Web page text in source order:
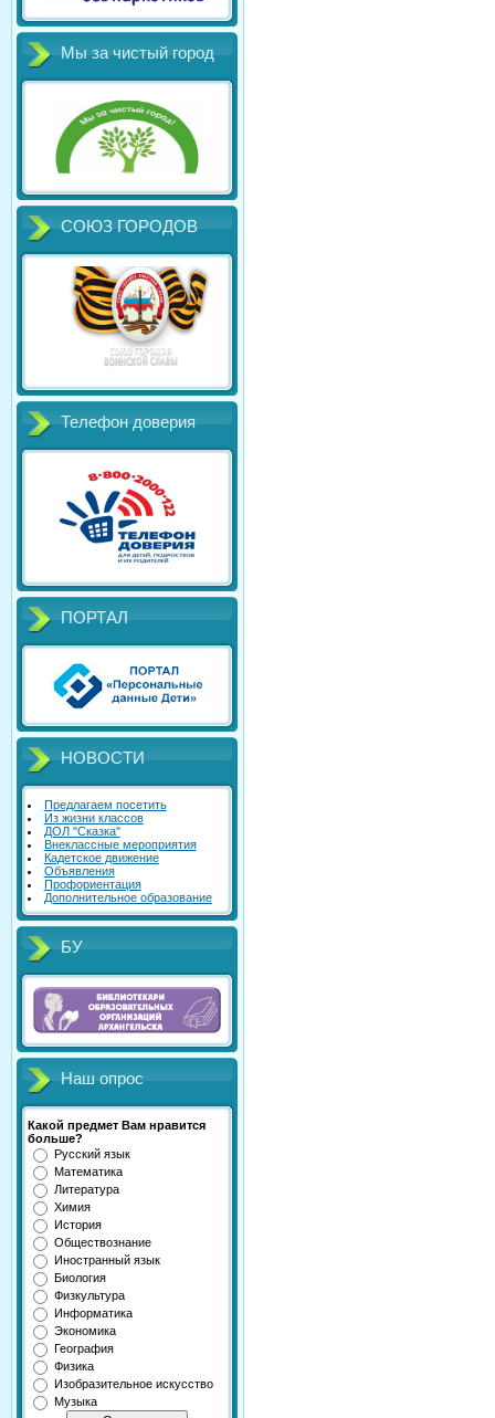
Мы за чистый город
СОЮЗ ГОРОДОВ
Телефон доверия
ПОРТАЛ
НОВОСТИ
Предлагаем посетить
Из жизни классов
ДОЛ "Сказка"
Внеклассные мероприятия
Кадетское движение
Объявления
Профориентация
Дополнительное образование
БУ
Наш опрос
Какой предмет Вам нравится
больше?
Русский язык
Математика
Литература
Химия
История
Обществознание
Иностранный язык
Биология
Физкультура
Информатика
Экономика
География
Физика
Изобразительное искусство
Музыка